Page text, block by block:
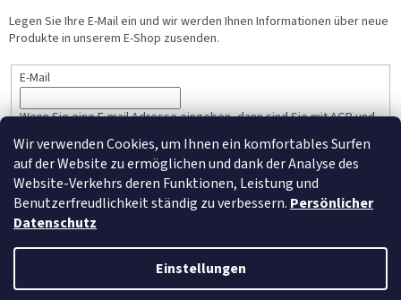
Wir verwenden Cookies, um Ihnen ein komfortables Surfen
auf der Website zu ermöglichen und dank der Analyse des
Website-Verkehrs deren Funktionen, Leistung und
Benutzerfreudlichkeit ständig zu verbessern. Persönlicher
Datenschutz
Einstellungen
Legen Sie Ihre E-Mail ein und wir werden Ihnen Informationen über neue
Produkte in unserem E-Shop zusenden.
E-Mail
Wenn Sie eine E-mail Adresse eingeben, dann sind Sie mit AGB und
Persönlicher Datenschutz einverstanden.
ANMELDEN